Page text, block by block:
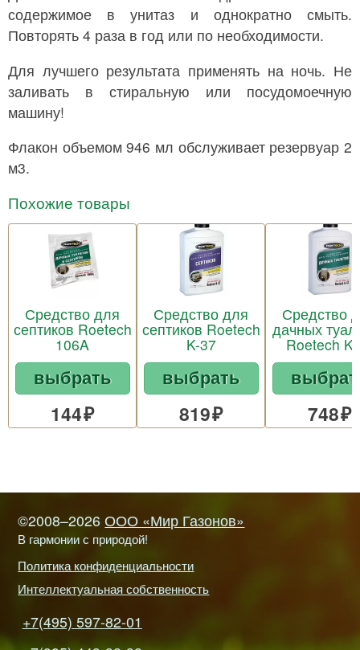
содержимое в унитаз и однократно смыть.
Повторять 4 раза в год или по необходимости.
Для лучшего результата применять на ночь. Не
заливать в стиральную или посудомоечную
машину!
Флакон объемом 946 мл обслуживает резервуар 2
м3.
Похожие товары
Средство для
септиков Roetech
106A
выбрать
144
Средство для
септиков Roetech
K-37
выбрать
819
Средство
дачных
Roetech
748
©2008–2026 ООО «Мир Газонов»
В гармонии с природой!
Политика конфиденциальности
Интеллектуальная собственность
+7(495) 597-82-01